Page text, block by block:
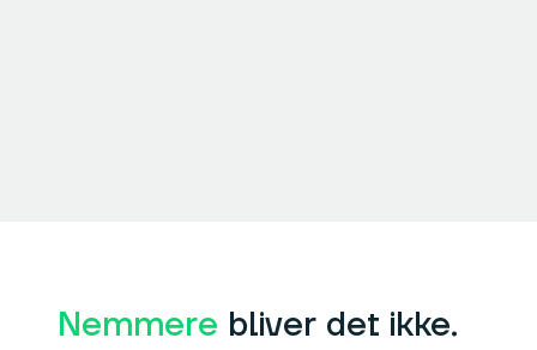
Nemmere bliver det ikke.